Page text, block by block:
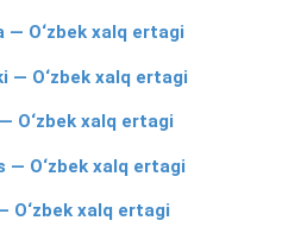
O‘zbek xalq ertagi
— O‘zbek xalq ertagi
O‘zbek xalq ertagi
— O‘zbek xalq ertagi
O‘zbek xalq ertagi